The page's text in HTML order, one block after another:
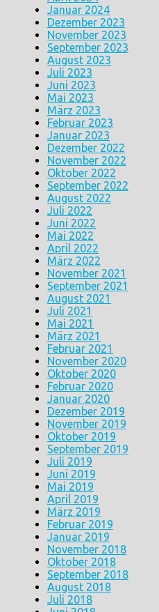
Januar 2024
Dezember 2023
November 2023
September 2023
August 2023
Juli 2023
Juni 2023
Mai 2023
März 2023
Februar 2023
Januar 2023
Dezember 2022
November 2022
Oktober 2022
September 2022
August 2022
Juli 2022
Juni 2022
Mai 2022
April 2022
März 2022
November 2021
September 2021
August 2021
Juli 2021
Mai 2021
März 2021
Februar 2021
November 2020
Oktober 2020
Februar 2020
Januar 2020
Dezember 2019
November 2019
Oktober 2019
September 2019
Juli 2019
Juni 2019
Mai 2019
April 2019
März 2019
Februar 2019
Januar 2019
November 2018
Oktober 2018
September 2018
August 2018
Juli 2018